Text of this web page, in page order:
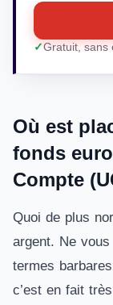
Gratuit, sans
Où est
fonds
Compte
Quoi de plus
argent. Ne
termes
c’est en fait